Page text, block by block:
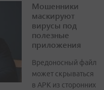
Мошенники
маскируют
вирусы под
полезные
приложения
Вредоносный файл
может скрываться
в APK из сторонних